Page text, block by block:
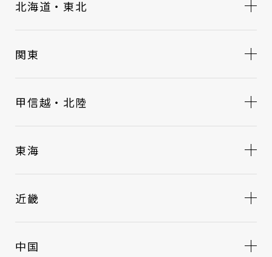
北海道・東北
関東
甲信越・北陸
東海
近畿
中国